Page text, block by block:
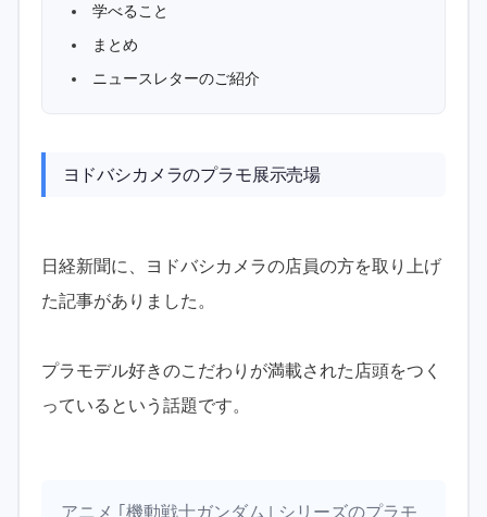
学べること
まとめ
ニュースレターのご紹介
ヨドバシカメラのプラモ展示売場
日経新聞に、ヨドバシカメラの店員の方を取り上げ
た記事がありました。
プラモデル好きのこだわりが満載された店頭をつく
っているという話題です。
アニメ ｢機動戦士ガンダム｣ シリーズのプラモ